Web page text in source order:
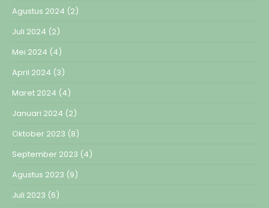
Agustus 2024 (2)
Juli 2024 (2)
Mei 2024 (4)
April 2024 (3)
Maret 2024 (4)
Januari 2024 (2)
Oktober 2023 (8)
September 2023 (4)
Agustus 2023 (9)
Juli 2023 (6)